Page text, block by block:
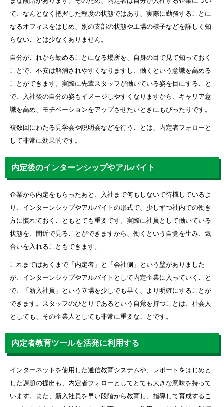
て、なんとなく把握した程度の状態ではあり、実際に勤務することに
なるオフィスをはじめ、別の支部の状態や工場の様子などを詳しく知
らないことは少なくありません。
自分がこれから勤めることになる場所を、自身の目で見て知っておく
ことで、不安は解消されやすくなりますし、働くという意識を高める
ことができます。実際に先輩スタッフが働いている姿を目にすること
で、入社後の自分の姿もイメージしやすくなりますから、キャリア意
識を高め、モチベーションをアップさせたいときにもぴったりです。
複数回にわたる見学会や説明会などを行うことは、内定者フォローと
して非常に効果的です。
内定後のインターンシップやアルバイト
企業から内定をもらったあと、入社まで何もしないで待機しているよ
り、インターンシップやアルバイトの形式で、少しずつ社内での働き
方に慣れておくこともとても重要です。実際に社員として働いている
状態を、間近で見ることができますから、働くという自覚を生み、気
合いを入れることもできます。
これまではあくまで「内定者」と「会社側」という壁がありました
が、インターンシップやアルバイトとして内定企業に入っていくこと
で、「新入社員」という立場を少しでも早く、より明確にすることが
できます。スタッフのひとりであるという自覚を持つことは、社会人
としても、その企業人としても非常に重要なことです。
内定者教育ツールを活発に利用する
インターネットを使用した通信教育システムや、レポートをはじめと
した課題の提出も、内定者フォローとしてとても大きな意味を持って
います。また、新入社員を早い段階から教育し、指導して育成するこ